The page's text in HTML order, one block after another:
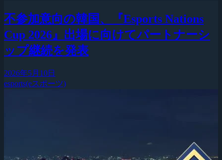
不参加意向の韓国、『Esports Nations
Cup 2026』出場に向けてパートナーシ
ップ継続を発表
2026年5月10日
esports(eスポーツ)